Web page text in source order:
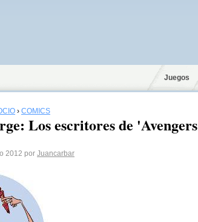
Juegos
› CÓMICS
Los escritores de 'Avengers
2012 por Juancarbar